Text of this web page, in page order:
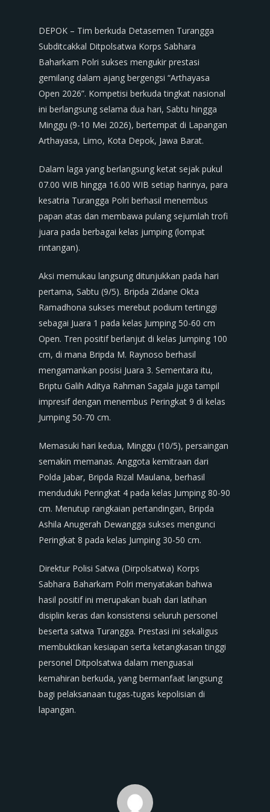
DEPOK – Tim berkuda Detasemen Turangga
Subditcakkal Ditpolsatwa Korps Sabhara
Baharkam Polri sukses mengukir prestasi
gemilang dalam ajang bergengsi “Arthayasa
Open 2026”. Kompetisi berkuda tingkat nasional
ini berlangsung selama dua hari, Sabtu hingga
Minggu (9-10 Mei 2026), bertempat di Lapangan
Arthayasa, Limo, Kota Depok, Jawa Barat.
Dalam laga yang berlangsung ketat sejak pukul
07.00 WIB hingga 16.00 WIB setiap harinya, para
kesatria Turangga Polri berhasil menembus
papan atas dan membawa pulang sejumlah trofi
juara pada berbagai kelas jumping (lompat
rintangan).
Aksi memukau langsung ditunjukkan pada hari
pertama, Sabtu (9/5). Bripda Zidane Okta
Ramadhona sukses merebut podium tertinggi
sebagai Juara 1 pada kelas Jumping 50-60 cm
Open. Tren positif berlanjut di kelas Jumping 100
cm, di mana Bripda M. Raynoso berhasil
mengamankan posisi Juara 3. Sementara itu,
Briptu Galih Aditya Rahman Sagala juga tampil
impresif dengan menembus Peringkat 9 di kelas
Jumping 50-70 cm.
Memasuki hari kedua, Minggu (10/5), persaingan
semakin memanas. Anggota kemitraan dari
Polda Jabar, Bripda Rizal Maulana, berhasil
menduduki Peringkat 4 pada kelas Jumping 80-90
cm. Menutup rangkaian pertandingan, Bripda
Ashila Anugerah Dewangga sukses mengunci
Peringkat 8 pada kelas Jumping 30-50 cm.
Direktur Polisi Satwa (Dirpolsatwa) Korps
Sabhara Baharkam Polri menyatakan bahwa
hasil positif ini merupakan buah dari latihan
disiplin keras dan konsistensi seluruh personel
beserta satwa Turangga. Prestasi ini sekaligus
membuktikan kesiapan serta ketangkasan tinggi
personel Ditpolsatwa dalam menguasai
kemahiran berkuda, yang bermanfaat langsung
bagi pelaksanaan tugas-tugas kepolisian di
lapangan.